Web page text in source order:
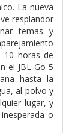
La nueva
resplandor
temas y
10 horas de
el JBL Go 5
hasta la
al polvo y
lugar, y
o